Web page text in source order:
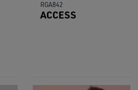
RGA842
ACCESS